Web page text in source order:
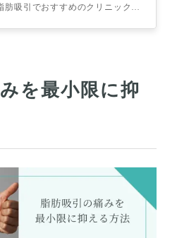
肪吸引でおすすめのクリニックを
を最小限に抑